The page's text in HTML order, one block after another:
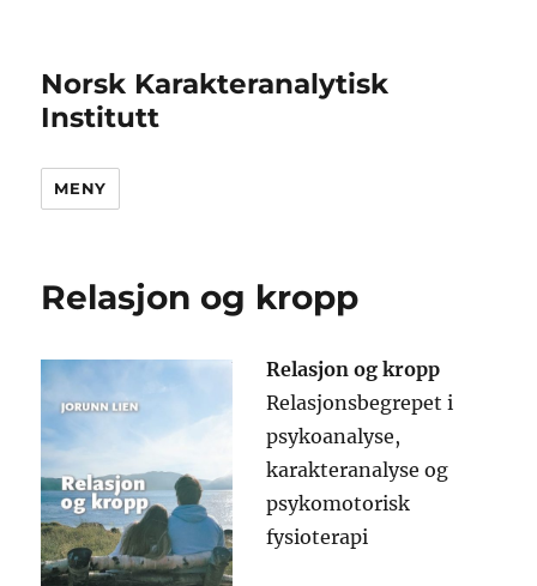
Norsk Karakteranalytisk
Institutt
MENY
Relasjon og kropp
Relasjon og kropp
Relasjonsbegrepet i
psykoanalyse,
karakteranalyse og
psykomotorisk
fysioterapi